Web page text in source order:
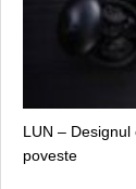
LUN –
poveste